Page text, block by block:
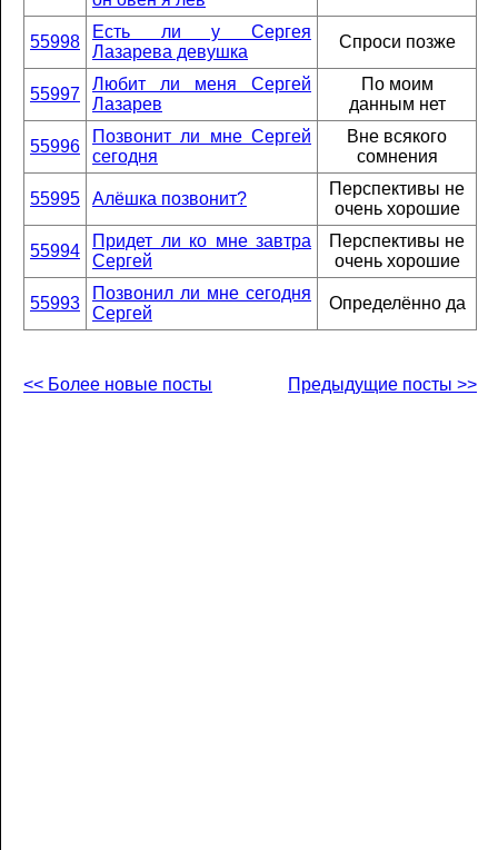
55998
Есть ли у Сергея
Лазарева девушка
Спроси позже
55997
Любит ли меня Сергей
Лазарев
По моим
данным нет
55996
Позвонит ли мне Сергей
сегодня
Вне всякого
сомнения
55995 Алёшка позвонит?
Перспективы не
очень хорошие
55994
Придет ли ко мне завтра
Сергей
Перспективы не
очень хорошие
55993
Позвонил ли мне сегодня
Сергей
Определённо да
<< Более новые посты Предыдущие посты >>